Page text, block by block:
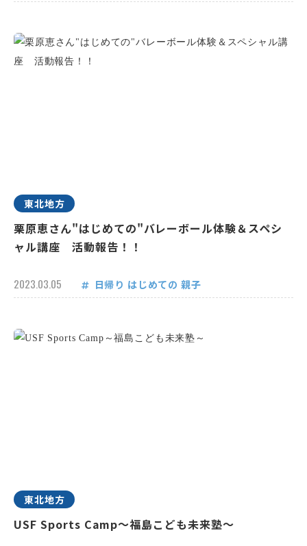
東北地方
栗原恵さん"はじめての"バレーボール体験＆スペシ
ャル講座 活動報告！！
2023.03.05 日帰り はじめての 親子
東北地方
USF Sports Camp～福島こども未来塾～